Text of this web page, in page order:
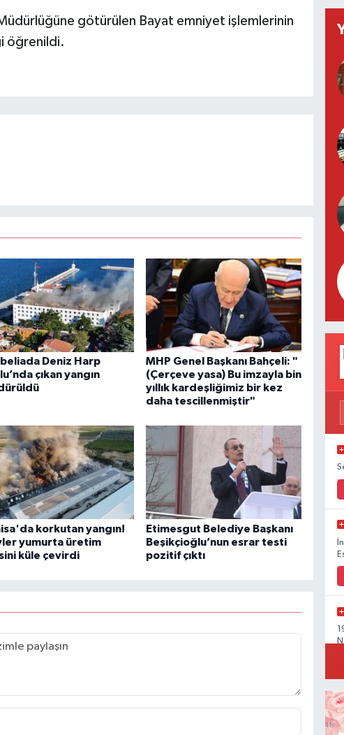
götürülen Bayat emniyet işlemlerinin
öğrenildi.
Deniz Harp
çıkan yangın
MHP Genel Başkanı Bahçeli: "
(Çerçeve yasa) Bu imzayla bin
yıllık kardeşliğimiz bir kez
daha tescillenmiştir"
korkutan yangın!
yumurta üretim
küle çevirdi
Etimesgut Belediye Başkanı
Beşikçioğlu’nun esrar testi
pozitif çıktı